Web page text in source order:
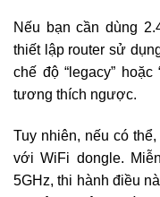
Nếu bạn cần dùng
thiết lập router sử
chế độ “legacy”
tương thích ngược.
Tuy nhiên, nếu có
với WiFi dongle.
5GHz, thi hành điều